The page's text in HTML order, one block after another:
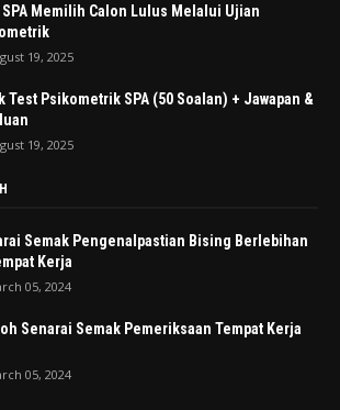
SPA Memilih Calon Lulus Melalui Ujian
19, 2025
Test Psikometrik SPA (50 Soalan) + Jawapan &
19, 2025
Semak Pengenalpastian Bising Berlebihan
Kerja
05, 2024
Senarai Semak Pemeriksaan Tempat Kerja
05, 2024